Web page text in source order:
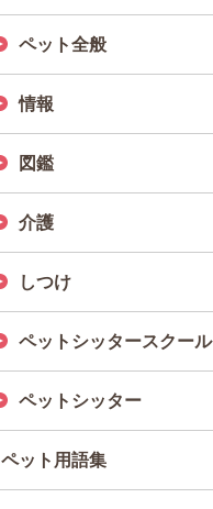
ペット全般
情報
図鑑
介護
しつけ
ペットシッタースクール
ペットシッター
ペット用語集